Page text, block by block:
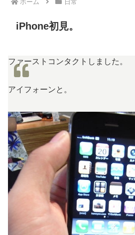
ホーム 日常
iPhone初見。
ファーストコンタクトしました。
アイフォーンと。